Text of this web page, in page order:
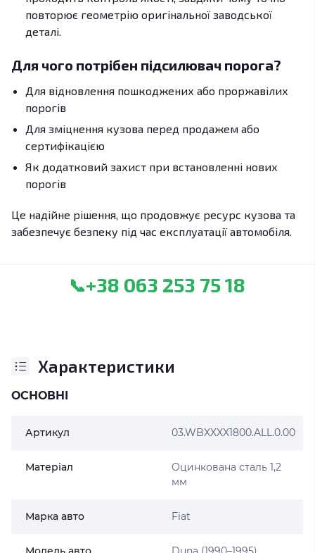
повторює геометрію оригінальної заводської
деталі.
Для чого потрібен підсилювач порога?
Для відновлення пошкоджених або проржавілих
порогів
Для зміцнення кузова перед продажем або
сертифікацією
Як додатковий захист при встановленні нових
порогів
Це надійне рішення, що продовжує ресурс кузова та
забезпечує безпеку під час експлуатації автомобіля.
📞+38 063 253 75 18
Характеристики
ОСНОВНІ
Артикул 03.WBXXXX1800.ALL.0.00
Матеріал
Оцинкована сталь 1,2
мм
Марка авто Fiat